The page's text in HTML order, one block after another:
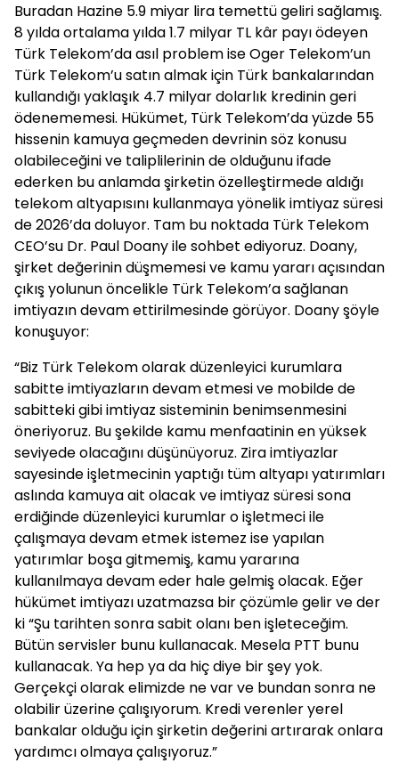
Buradan Hazine 5.9 miyar lira temettü geliri sağlamış.
8 yılda ortalama yılda 1.7 milyar TL kâr payı ödeyen
Türk Telekom’da asıl problem ise Oger Telekom’un
Türk Telekom’u satın almak için Türk bankalarından
kullandığı yaklaşık 4.7 milyar dolarlık kredinin geri
ödenememesi. Hükümet, Türk Telekom’da yüzde 55
hissenin kamuya geçmeden devrinin söz konusu
olabileceğini ve taliplilerinin de olduğunu ifade
ederken bu anlamda şirketin özelleştirmede aldığı
telekom altyapısını kullanmaya yönelik imtiyaz süresi
de 2026’da doluyor. Tam bu noktada Türk Telekom
CEO’su Dr. Paul Doany ile sohbet ediyoruz. Doany,
şirket değerinin düşmemesi ve kamu yararı açısından
çıkış yolunun öncelikle Türk Telekom’a sağlanan
imtiyazın devam ettirilmesinde görüyor. Doany şöyle
konuşuyor:
“Biz Türk Telekom olarak düzenleyici kurumlara
sabitte imtiyazların devam etmesi ve mobilde de
sabitteki gibi imtiyaz sisteminin benimsenmesini
öneriyoruz. Bu şekilde kamu menfaatinin en yüksek
seviyede olacağını düşünüyoruz. Zira imtiyazlar
sayesinde işletmecinin yaptığı tüm altyapı yatırımları
aslında kamuya ait olacak ve imtiyaz süresi sona
erdiğinde düzenleyici kurumlar o işletmeci ile
çalışmaya devam etmek istemez ise yapılan
yatırımlar boşa gitmemiş, kamu yararına
kullanılmaya devam eder hale gelmiş olacak. Eğer
hükümet imtiyazı uzatmazsa bir çözümle gelir ve der
ki “Şu tarihten sonra sabit olanı ben işleteceğim.
Bütün servisler bunu kullanacak. Mesela PTT bunu
kullanacak. Ya hep ya da hiç diye bir şey yok.
Gerçekçi olarak elimizde ne var ve bundan sonra ne
olabilir üzerine çalışıyorum. Kredi verenler yerel
bankalar olduğu için şirketin değerini artırarak onlara
yardımcı olmaya çalışıyoruz.”